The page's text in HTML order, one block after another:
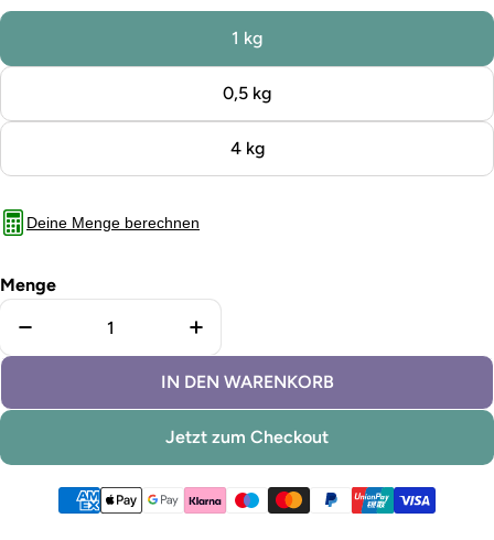
1 kg
0,5 kg
4 kg
Deine Menge berechnen
Menge
Menge für Kreidefarbe Almeria verringern
Menge für Kreidefarbe Almeria
IN DEN WARENKORB
Jetzt zum Checkout
Zahlungsmethoden